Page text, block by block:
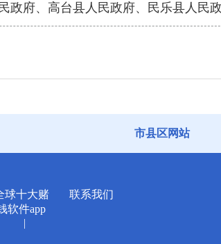
政府、高台县人民政府、民乐县人民
市县区网站
球十大赌
软件app
|
联系我们